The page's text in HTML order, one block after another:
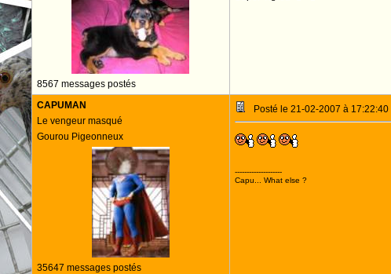
8567 messages postés
CAPUMAN
Le vengeur masqué
Gourou Pigeonneux
35647 messages postés
Posté le 21-02-2007 à 17:22:40
--------------------
Capu... What else ?